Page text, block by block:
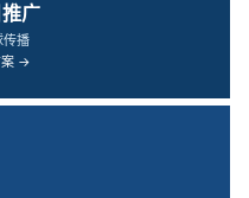
广
传播
案 →